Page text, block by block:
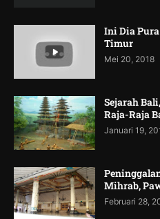
Ini Dia
Timur
Mei 20, 2018
Sejarah
Raja-Raja
Januari 19,
Mihrab,
Februari 28,